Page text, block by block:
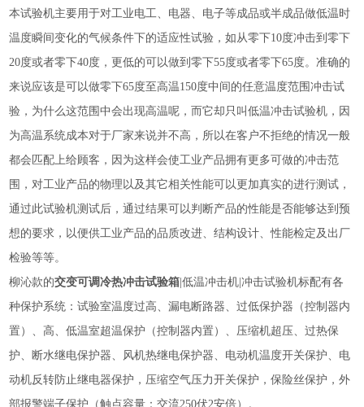
本试验机主要用于对工业电工、电器、电子等成品或半成品做低温时
温度瞬间变化的气候条件下的适应性试验，如从零下10度冲击到零下
20度或者零下40度，更低的可以做到零下55度或者零下65度。准确的
来说应该是可以做零下65度至高温150度中间的任意温度范围冲击试
验，为什么这范围中会出现高温呢，而它却只叫低温冲击试验机，因
为高温系统成本对于厂家来说并不高，所以在客户不拒绝的情况一般
都会匹配上给顾客，因为这样会使工业产品拥有更多可做的冲击范
围，对工业产品的物理以及其它相关性能可以更加真实的进行测试，
通过此试验机测试后，通过结果可以判断产品的性能是否能够达到预
想的要求，以便供工业产品的品质改进、结构设计、性能检定及出厂
检验等等。
柳沁款的交变可调冷热冲击试验箱 |低温冲击机|冲击试验机标配有各
种保护系统：试验室温度过高、漏电断路器、过低保护器（控制器内
置）、高、低温室超温保护（控制器内置）、压缩机超压、过热保
护、断水继电保护器、风机热继电保护器、电动机温度开关保护、电
动机反转防止继电器保护，压缩空气压力开关保护，保险丝保护，外
部报警端子保护（触点容量：交流250伏2安倍）。